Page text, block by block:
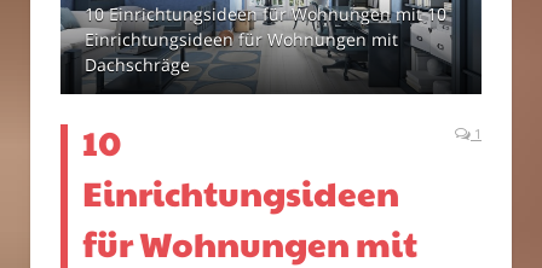
10 Einrichtungsideen für Wohnungen mit 10
Einrichtungsideen für Wohnungen mit
Dachschräge
10
Einrichtungsideen
für Wohnungen mit
1